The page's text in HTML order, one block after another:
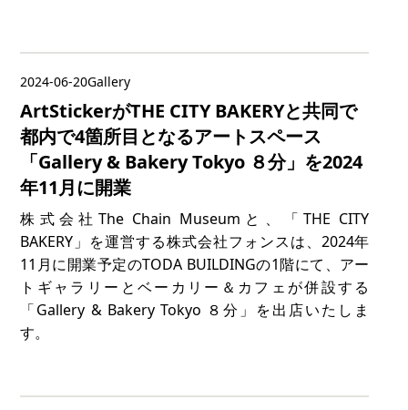
2024-06-20Gallery
ArtStickerがTHE CITY BAKERYと共同で
都内で4箇所目となるアートスペース
「Gallery & Bakery Tokyo ８分」を2024
年11月に開業
株式会社The Chain Museumと、「THE CITY
BAKERY」を運営する株式会社フォンスは、2024年
11月に開業予定のTODA BUILDINGの1階にて、アー
トギャラリーとベーカリー＆カフェが併設する
「Gallery & Bakery Tokyo ８分」を出店いたしま
す。